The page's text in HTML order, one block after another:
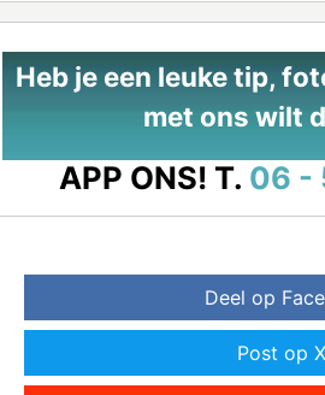
Heb je een leuke tip,
met ons wilt
APP ONS! T. 06 -
Deel op
Post op X